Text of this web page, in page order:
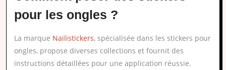
pour les ongles ?
La marque Nailistickers, spécialisée dans les stickers pour
ongles, propose diverses collections et fournit des
instructions détaillées pour une application réussie.